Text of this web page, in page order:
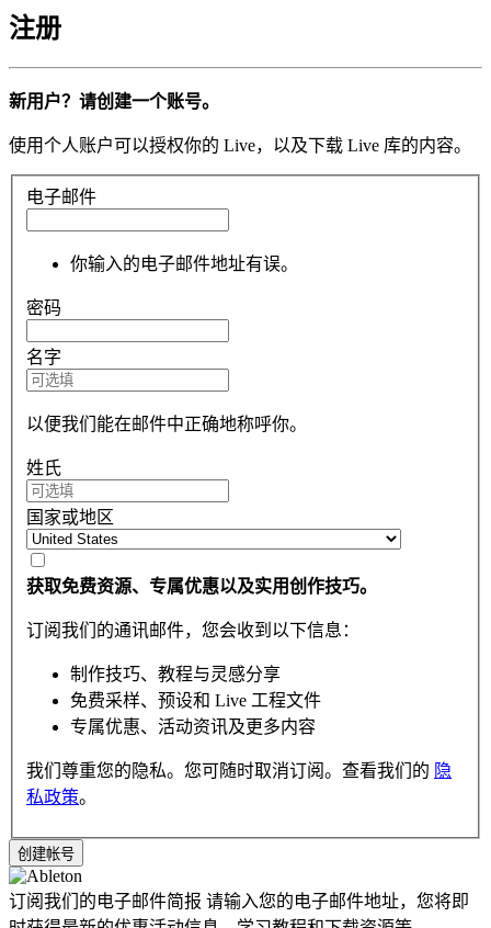
注册
新用户？请创建一个账号。
使用个人账户可以授权你的 Live，以及下载 Live 库的内容。
电子邮件
你输入的电子邮件地址有误。
密码
名字
以便我们能在邮件中正确地称呼你。
姓氏
国家或地区
获取免费资源、专属优惠以及实用创作技巧。
订阅我们的通讯邮件，您会收到以下信息：
制作技巧、教程与灵感分享
免费采样、预设和 Live 工程文件
专属优惠、活动资讯及更多内容
我们尊重您的隐私。您可随时取消订阅。查看我们的 隐
私政策。
订阅我们的电子邮件简报 请输入您的电子邮件地址，您将即